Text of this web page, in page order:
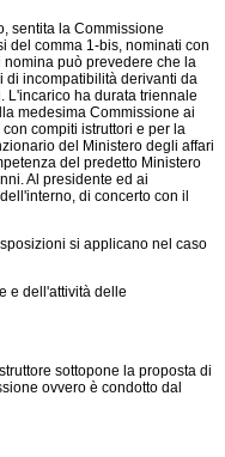
sentita la Commissione
del comma 1-bis, nominati con
può prevedere che la
di incompatibilità derivanti da
L'incarico ha durata triennale
medesima Commissione ai
compiti istruttori e per la
del Ministero degli affari
del predetto Ministero
Al presidente ed ai
di concerto con il
si applicano nel caso
e dell'attività delle
sottopone la proposta di
ovvero è condotto dal